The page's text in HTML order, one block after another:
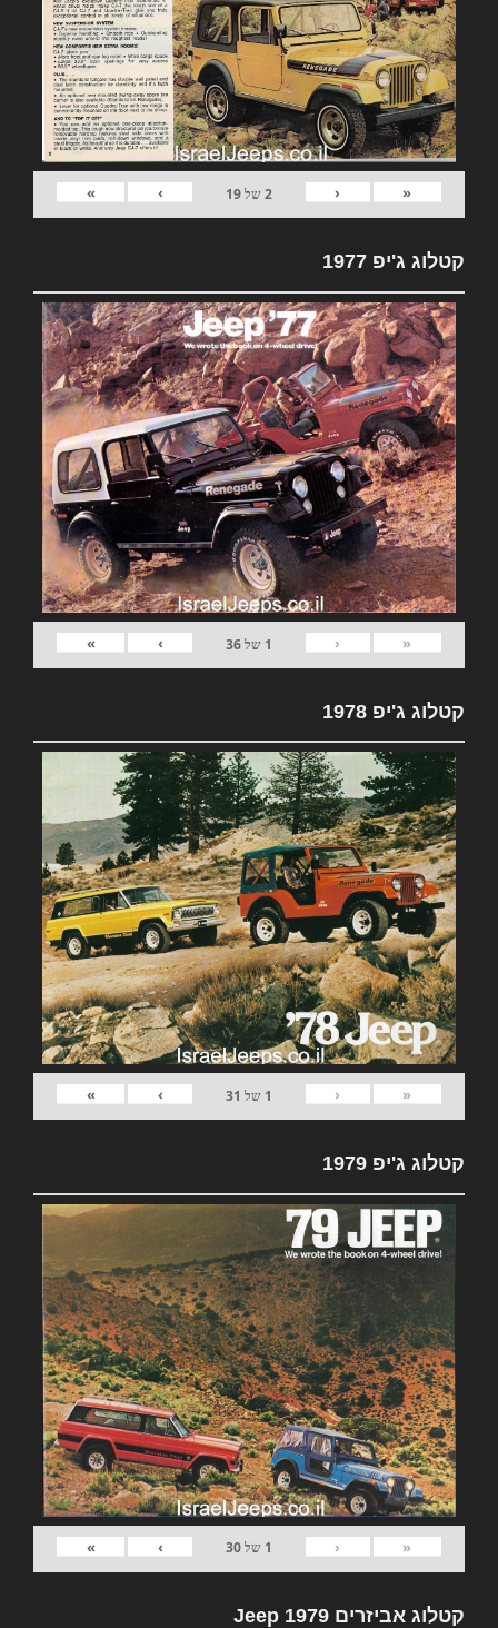
«
‹
2של19
›
»
קטלוג ג'יפ 1977
«
‹
1 של36
›
»
קטלוג ג'יפ 1978
«
‹
1 של 31
›
»
קטלוג ג'יפ 1979
«
‹
1 של30
›
»
קטלוג אביזרים 1979 Jeep